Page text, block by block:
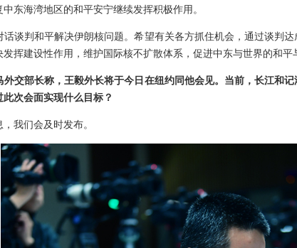
东海湾地区的和平安宁继续发挥积极作用。
话谈判和平解决伊朗核问题。希望有关各方抓住机会，通过谈判
挥建设性作用，维护国际核不扩散体系，促进中东与世界的和平
外交部长称，王毅外长将于今日在纽约同他会见。当前，长江和
次会面实现什么目标？
我们会及时发布。